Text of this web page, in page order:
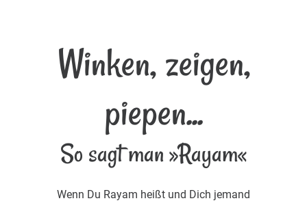
Winken, zeigen,
piepen...
So sagt man »Rayam«
Wenn Du Rayam heißt und Dich jemand